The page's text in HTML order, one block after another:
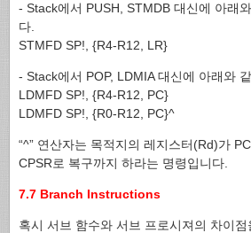
- Stack에서 PUSH, STMDB 대신에 아래
다.
STMFD SP!, {R4-R12, LR}
- Stack에서 POP, LDMIA 대신에 아래와
LDMFD SP!, {R4-R12, PC}
LDMFD SP!, {R0-R12, PC}^
“^” 연산자는 목적지의 레지스터(Rd)가
CPSR로 복구까지 하라는 명령입니다.
7.7 Branch Instructions
혹시 서브 함수와 서브 프로시져의 차이